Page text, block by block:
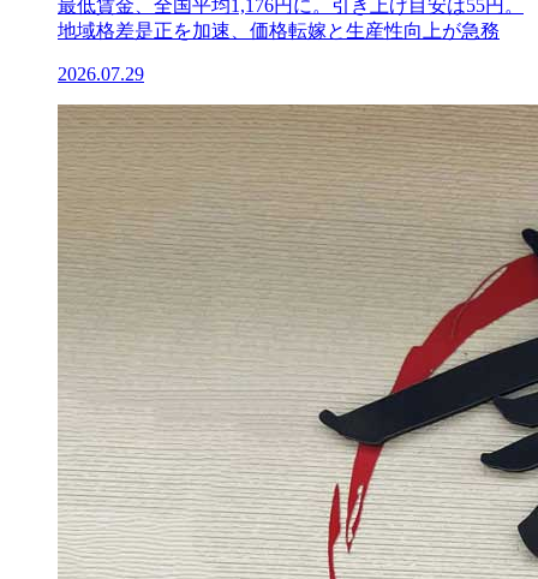
最低賃金、全国平均1,176円に。引き上げ目安は55円。
地域格差是正を加速、価格転嫁と生産性向上が急務
2026.07.29